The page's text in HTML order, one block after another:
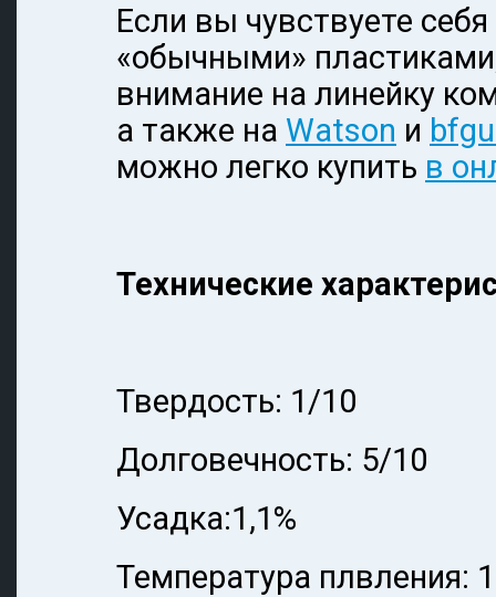
Если вы чувствуете
«обычными»
внимание на линейку
а также на Watson и
можно легко купить в
Технические
Твердость: 1/10
Долговечность: 5/10
Усадка:1,1%
Температура плвления: